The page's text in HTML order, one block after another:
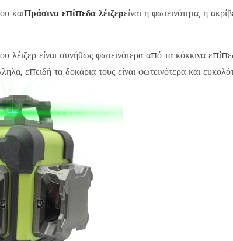
καιΠράσινα επίπεδα λέιζερείναι η φωτεινότητα, η
είναι συνήθως φωτεινότερα από τα κόκκινα
επειδή τα δοκάρια τους είναι φωτεινότερα και